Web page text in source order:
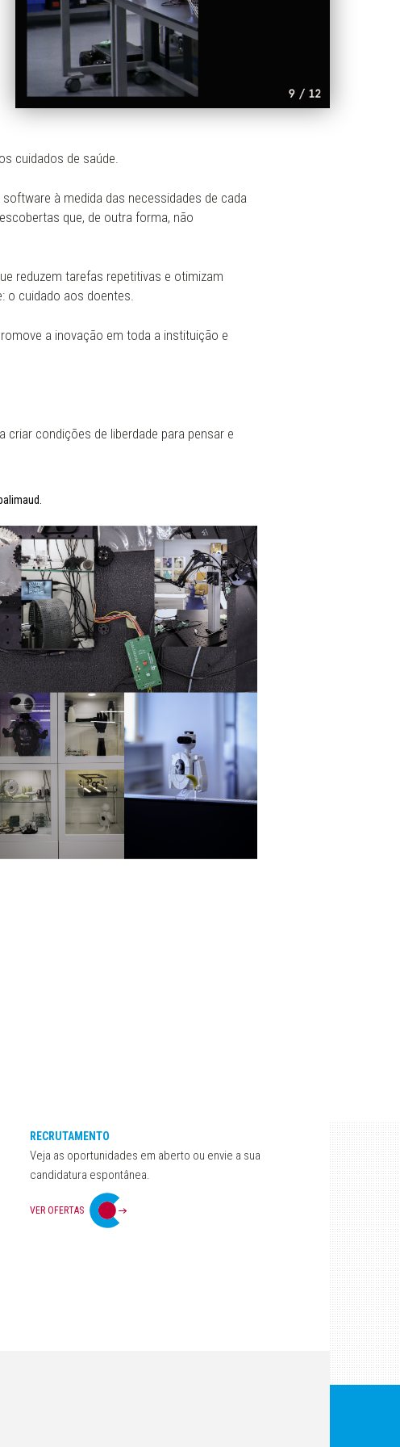
cuidados de saúde.
à medida das necessidades de cada
que, de outra forma, não
reduzem tarefas repetitivas e otimizam
o cuidado aos doentes.
a inovação em toda a instituição e
condições de liberdade para pensar e
RECRUTAMENTO
Veja as oportunidades em aberto ou envie a sua
candidatura espontânea.
VER OFERTAS